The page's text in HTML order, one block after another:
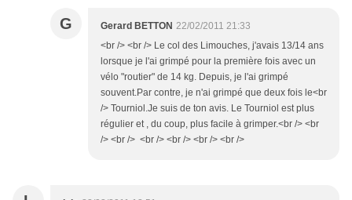
G Gerard BETTON 22/02/2011 21:33
<br /> <br /> Le col des Limouches, j'avais 13/14 ans
lorsque je l'ai grimpé pour la première fois avec un
vélo "routier" de 14 kg. Depuis, je l'ai grimpé
souvent.Par contre, je n'ai grimpé que deux fois le<br
/> Tourniol.Je suis de ton avis. Le Tourniol est plus
régulier et , du coup, plus facile à grimper.<br /> <br
/> <br /> <br /> <br /> <br /> <br />